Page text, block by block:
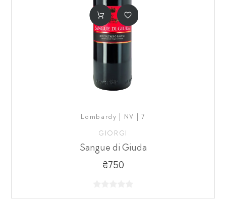
Lombardy | NV | 7
GIORGI
Sangue di Giuda
₴750